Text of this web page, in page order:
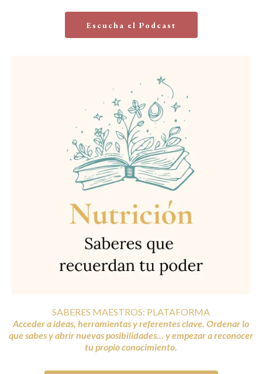
Escucha el Podcast
SABERES MAESTROS: PLATAFORMA
Acceder a ideas, herramientas y referentes clave. Ordenar lo
que sabes y abrir nuevas posibilidades... y empezar a reconocer
tu propio conocimiento.